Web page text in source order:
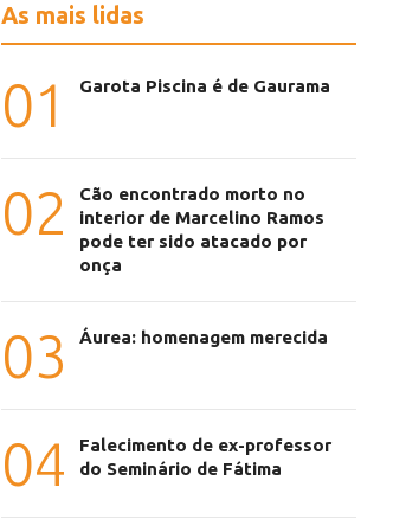
As mais lidas
01 Garota Piscina é de Gaurama
02
Cão encontrado morto no
interior de Marcelino Ramos
pode ter sido atacado por
onça
03 Áurea: homenagem merecida
04
Falecimento de ex-professor
do Seminário de Fátima